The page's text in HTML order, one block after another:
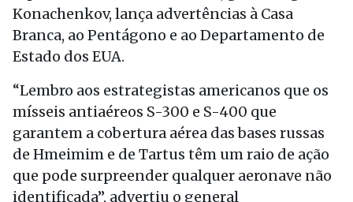
Konachenkov, lança advertências à Casa
Branca, ao Pentágono e ao Departamento de
Estado dos EUA.
“Lembro aos estrategistas americanos que os
mísseis antiaéreos S-300 e S-400 que
garantem a cobertura aérea das bases russas
de Hmeimim e de Tartus têm um raio de ação
que pode surpreender qualquer aeronave não
identificada”, advertiu o general